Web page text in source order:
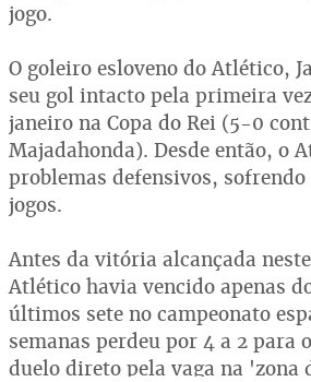
jogo.
O goleiro esloveno do Atlético,
seu gol intacto pela primeira
janeiro na Copa do Rei (5-0
Majadahonda). Desde então, o
problemas defensivos, sofrendo
jogos.
Antes da vitória alcançada
Atlético havia vencido apenas
últimos sete no campeonato
semanas perdeu por 4 a 2 para
duelo direto pela vaga na 'zona